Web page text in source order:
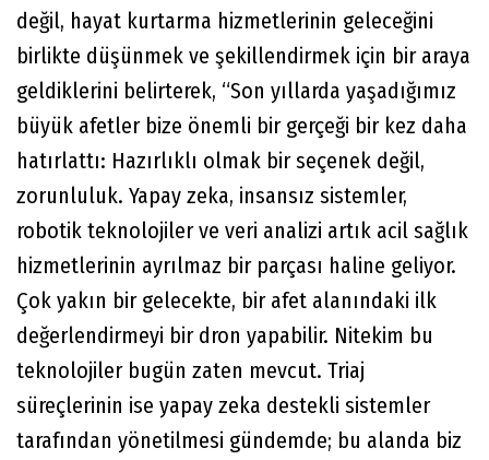
değil, hayat kurtarma hizmetlerinin geleceğini
birlikte düşünmek ve şekillendirmek için bir araya
geldiklerini belirterek, “Son yıllarda yaşadığımız
büyük afetler bize önemli bir gerçeği bir kez daha
hatırlattı: Hazırlıklı olmak bir seçenek değil,
zorunluluk. Yapay zeka, insansız sistemler,
robotik teknolojiler ve veri analizi artık acil sağlık
hizmetlerinin ayrılmaz bir parçası haline geliyor.
Çok yakın bir gelecekte, bir afet alanındaki ilk
değerlendirmeyi bir dron yapabilir. Nitekim bu
teknolojiler bugün zaten mevcut. Triaj
süreçlerinin ise yapay zeka destekli sistemler
tarafından yönetilmesi gündemde; bu alanda biz